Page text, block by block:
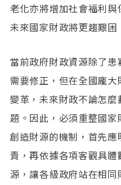
老化亦將增加社會福利
未來國家財政將更趨艱困
當前政府財政資源除了
需要修正，但在全國龐
變革，未來財政不論怎
題。因此，必須重整國
創造財源的機制，首先
責，再依據各項客觀具
源，讓各級政府站在相